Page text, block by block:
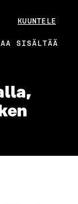
KUUNTELE
SISÄLTÄÄ